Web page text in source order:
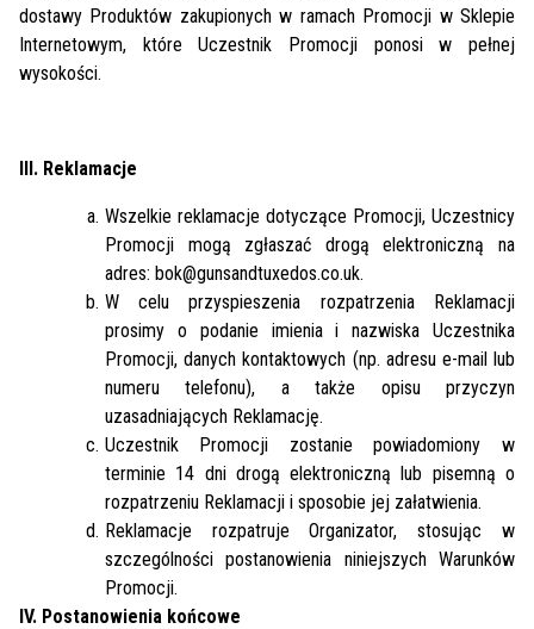
dostawy Produktów zakupionych w ramach Promocji w Sklepie
Internetowym, które Uczestnik Promocji ponosi w pełnej
wysokości.
III. Reklamacje
Wszelkie reklamacje dotyczące Promocji, Uczestnicy
Promocji mogą zgłaszać drogą elektroniczną na
adres: bok@gunsandtuxedos.co.uk.
W celu przyspieszenia rozpatrzenia Reklamacji
prosimy o podanie imienia i nazwiska Uczestnika
Promocji, danych kontaktowych (np. adresu e-mail lub
numeru telefonu), a także opisu przyczyn
uzasadniających Reklamację.
Uczestnik Promocji zostanie powiadomiony w
terminie 14 dni drogą elektroniczną lub pisemną o
rozpatrzeniu Reklamacji i sposobie jej załatwienia.
Reklamacje rozpatruje Organizator, stosując w
szczególności postanowienia niniejszych Warunków
Promocji.
IV. Postanowienia końcowe